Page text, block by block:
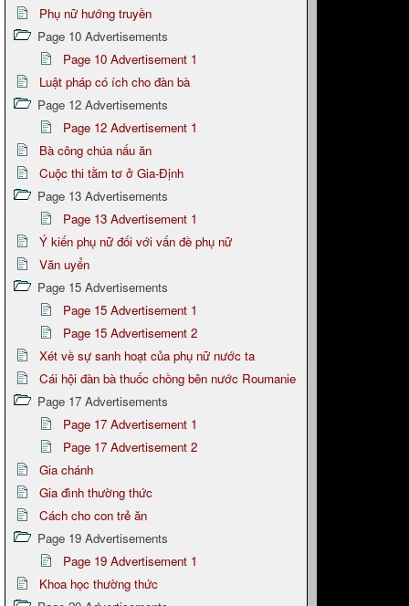
Phụ nữ hướng truyền
Page 10 Advertisements
Page 10 Advertisement 1
Luật pháp có ích cho đàn bà
Page 12 Advertisements
Page 12 Advertisement 1
Bà công chúa nấu ăn
Cuộc thi tằm tơ ở Gia-Định
Page 13 Advertisements
Page 13 Advertisement 1
Ý kiến phụ nữ đối với vấn đề phụ nữ
Văn uyển
Page 15 Advertisements
Page 15 Advertisement 1
Page 15 Advertisement 2
Xét về sự sanh hoạt của phụ nữ nước ta
Cái hội đàn bà thuốc chồng bên nước Roumanie
Page 17 Advertisements
Page 17 Advertisement 1
Page 17 Advertisement 2
Gia chánh
Gia đình thường thức
Cách cho con trẻ ăn
Page 19 Advertisements
Page 19 Advertisement 1
Khoa học thường thức